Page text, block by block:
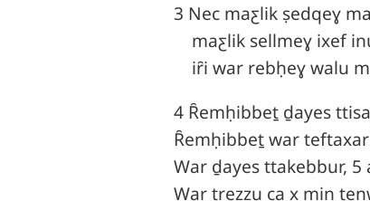
3 Nec maƹlik ṣedqeɣ
maƹlik sellmeɣ ixef
iȓi war rebḥeɣ walu
4 Ȓemḥibbeṯ ḏayes
Ȓemḥibbeṯ war
War ḏayes ttakebbur,
War ṯrezzu ca x min